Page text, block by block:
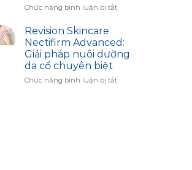
Skincare:
Hiệu
Sắc
Chức năng bình luận bị tắtở
Lựa
chọn
cho
da
Revision Skincare
Nectifirm Advanced:
Giải pháp nuôi dưỡng
da cổ chuyên biệt
Chức năng bình luận bị tắtở